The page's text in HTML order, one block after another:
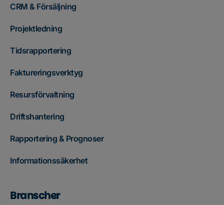
CRM & Försäljning
Projektledning
Tidsrapportering
Faktureringsverktyg
Resursförvaltning
Driftshantering
Rapportering & Prognoser
Informationssäkerhet
Branscher